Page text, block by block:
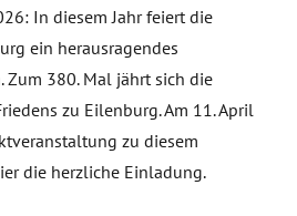
In diesem Jahr feiert die
ein herausragendes
Zum 380. Mal jährt sich die
zu Eilenburg. Am 11. April
zu diesem
die herzliche Einladung.
Friedensstadt Eilenburg